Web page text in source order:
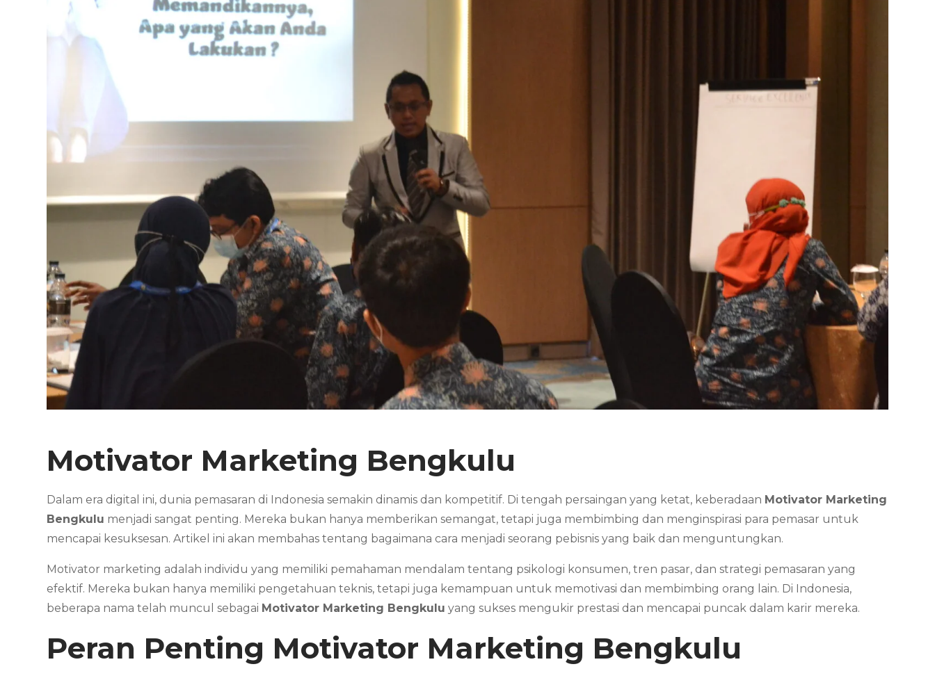
Motivator Marketing Bengkulu
Dalam era digital ini, dunia pemasaran di Indonesia semakin dinamis dan kompetitif. Di tengah persaingan yang ketat, keberadaan Motivator Marketing
Bengkulu menjadi sangat penting. Mereka bukan hanya memberikan semangat, tetapi juga membimbing dan menginspirasi para pemasar untuk
mencapai kesuksesan. Artikel ini akan membahas tentang bagaimana cara menjadi seorang pebisnis yang baik dan menguntungkan.
Motivator marketing adalah individu yang memiliki pemahaman mendalam tentang psikologi konsumen, tren pasar, dan strategi pemasaran yang
efektif. Mereka bukan hanya memiliki pengetahuan teknis, tetapi juga kemampuan untuk memotivasi dan membimbing orang lain. Di Indonesia,
beberapa nama telah muncul sebagai Motivator Marketing Bengkulu yang sukses mengukir prestasi dan mencapai puncak dalam karir mereka.
Peran Penting Motivator Marketing Bengkulu